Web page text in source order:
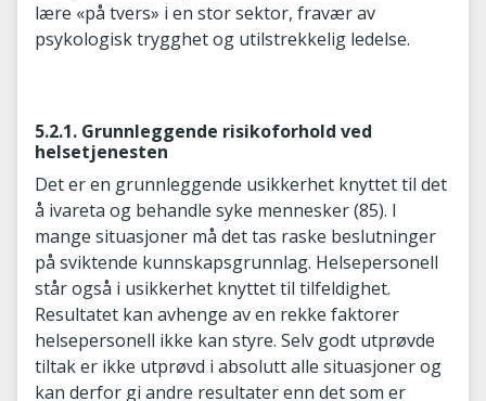
lære «på tvers» i en stor sektor, fravær av
psykologisk trygghet og utilstrekkelig ledelse.
5.2.1. Grunnleggende risikoforhold ved
helsetjenesten
Det er en grunnleggende usikkerhet knyttet til det
å ivareta og behandle syke mennesker (85). I
mange situasjoner må det tas raske beslutninger
på sviktende kunnskapsgrunnlag. Helsepersonell
står også i usikkerhet knyttet til tilfeldighet.
Resultatet kan avhenge av en rekke faktorer
helsepersonell ikke kan styre. Selv godt utprøvde
tiltak er ikke utprøvd i absolutt alle situasjoner og
kan derfor gi andre resultater enn det som er